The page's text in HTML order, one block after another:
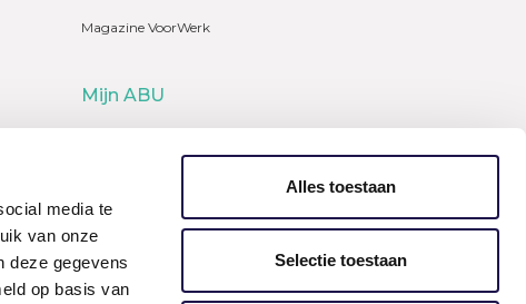
media te
van onze
deze gegevens
op basis van
Alles toestaan
Selectie toestaan
Magazine VoorWerk
Mijn ABU